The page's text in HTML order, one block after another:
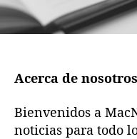
Acerca de nosotros
Bienvenidos a
noticias para todo